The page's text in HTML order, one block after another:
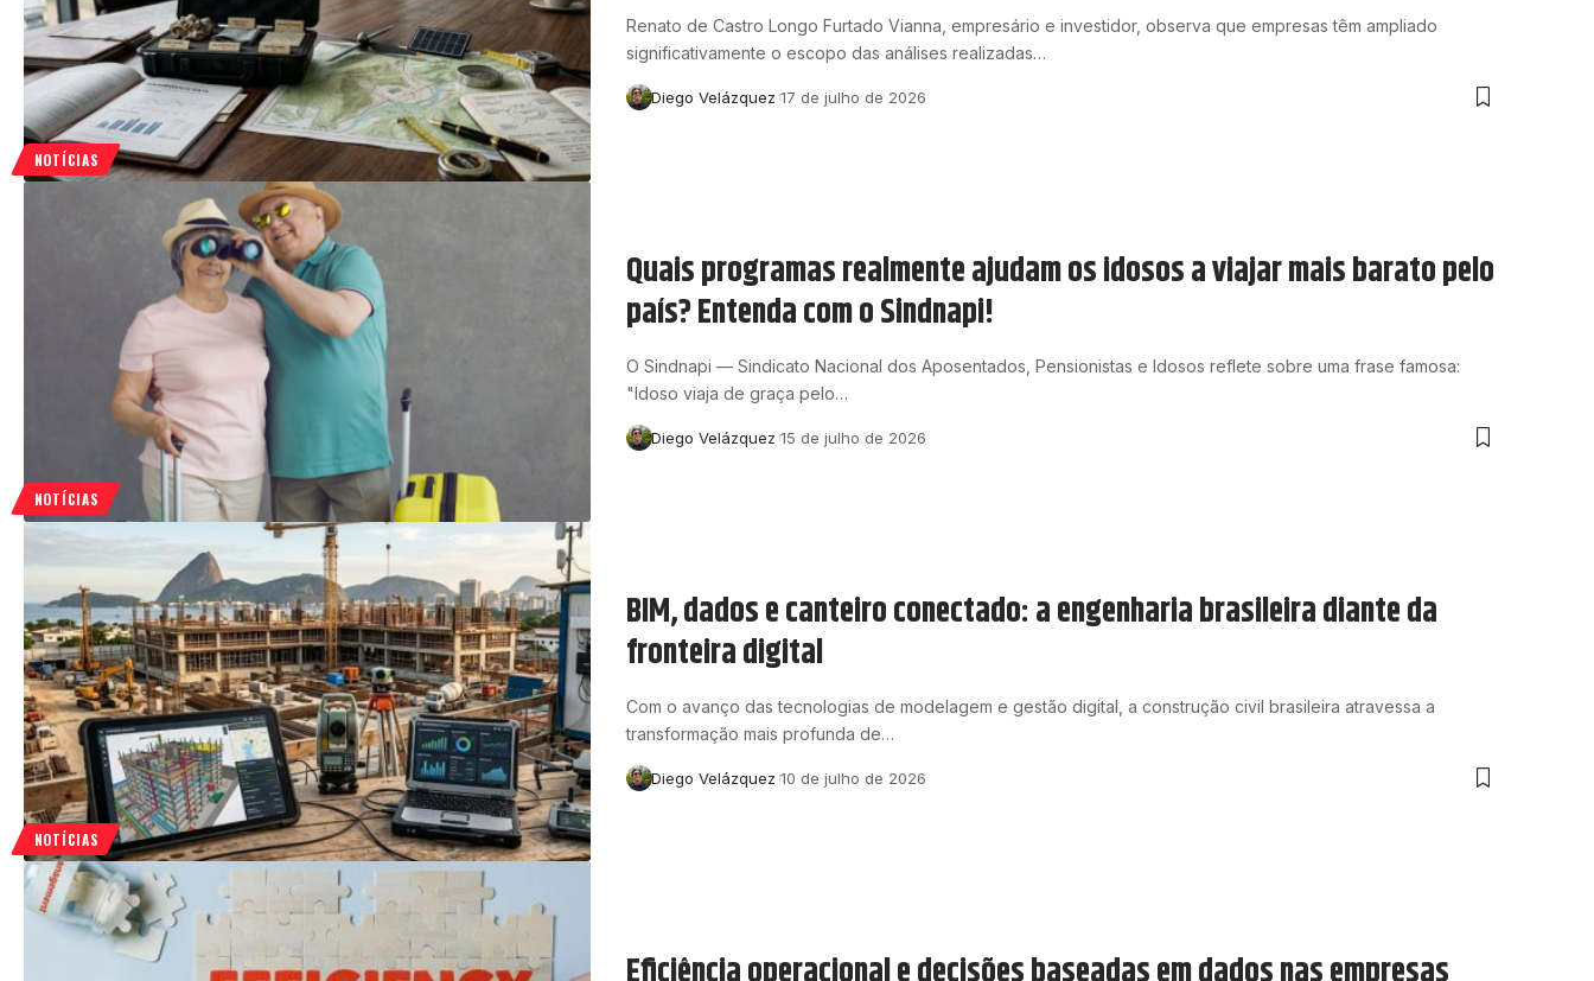
NOTÍCIAS
Renato de Castro Longo Furtado Vianna, empresário e investidor, observa que empresas têm ampliado
significativamente o escopo das análises realizadas…
Diego Velázquez 17 de julho de 2026
NOTÍCIAS
Quais programas realmente ajudam os idosos a viajar mais barato pelo
país? Entenda com o Sindnapi!
O Sindnapi — Sindicato Nacional dos Aposentados, Pensionistas e Idosos reflete sobre uma frase famosa:
"Idoso viaja de graça pelo…
Diego Velázquez 15 de julho de 2026
NOTÍCIAS
BIM, dados e canteiro conectado: a engenharia brasileira diante da
fronteira digital
Com o avanço das tecnologias de modelagem e gestão digital, a construção civil brasileira atravessa a
transformação mais profunda de…
Diego Velázquez 10 de julho de 2026